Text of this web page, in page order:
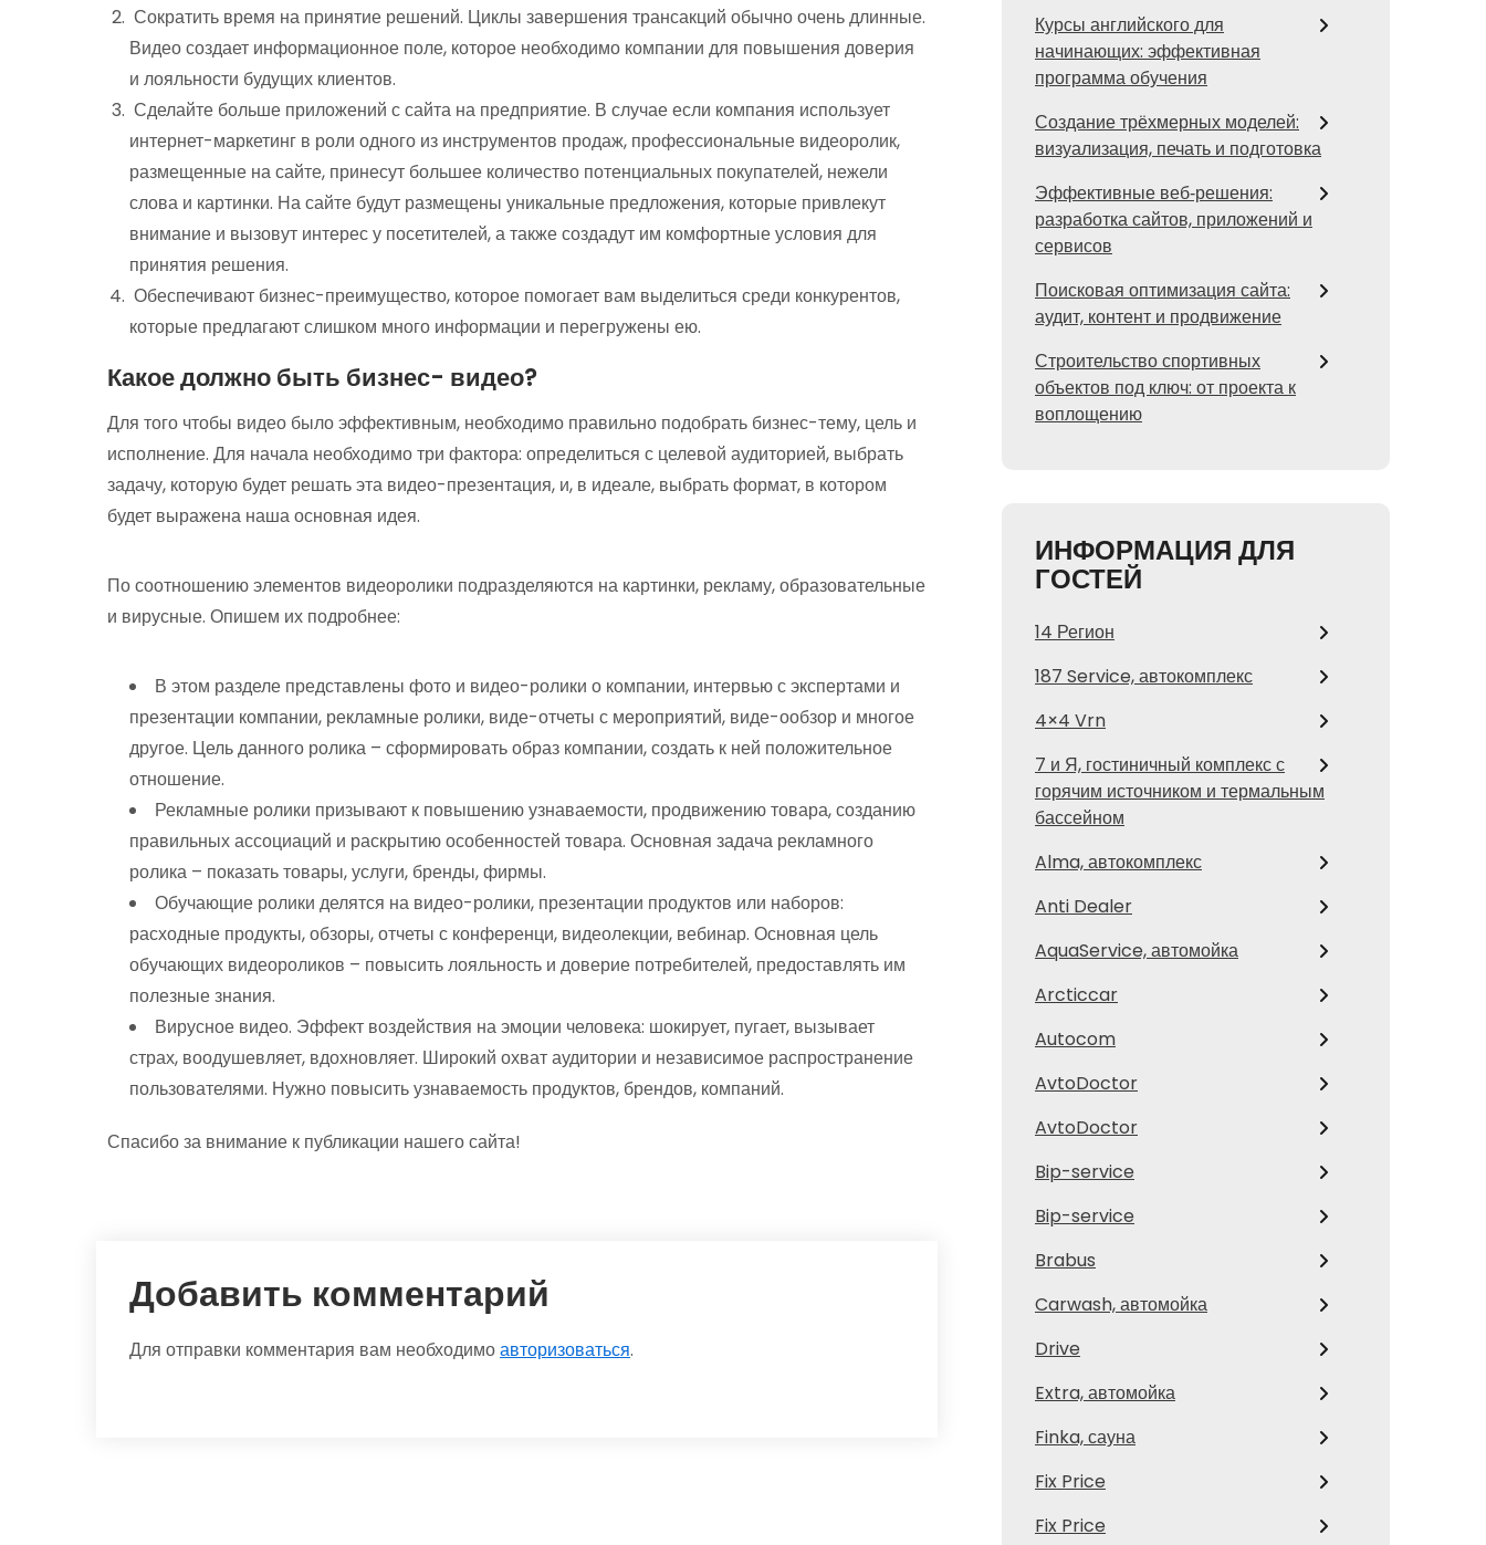
Сократить время на принятие решений. Циклы завершения трансакций обычно очень длинные.
Видео создает информационное поле, которое необходимо компании для повышения доверия
и лояльности будущих клиентов.
Сделайте больше приложений с сайта на предприятие. В случае если компания использует
интернет-маркетинг в роли одного из инструментов продаж, профессиональные видеоролик,
размещенные на сайте, принесут большее количество потенциальных покупателей, нежели
слова и картинки. На сайте будут размещены уникальные предложения, которые привлекут
внимание и вызовут интерес у посетителей, а также создадут им комфортные условия для
принятия решения.
Обеспечивают бизнес-преимущество, которое помогает вам выделиться среди конкурентов,
которые предлагают слишком много информации и перегружены ею.
Какое должно быть бизнес- видео?
Для того чтобы видео было эффективным, необходимо правильно подобрать бизнес-тему, цель и
исполнение. Для начала необходимо три фактора: определиться с целевой аудиторией, выбрать
задачу, которую будет решать эта видео-презентация, и, в идеале, выбрать формат, в котором
будет выражена наша основная идея.
По соотношению элементов видеоролики подразделяются на картинки, рекламу, образовательные
и вирусные. Опишем их подробнее:
В этом разделе представлены фото и видео-ролики о компании, интервью с экспертами и
презентации компании, рекламные ролики, виде-отчеты с мероприятий, виде-ообзор и многое
другое. Цель данного ролика – сформировать образ компании, создать к ней положительное
отношение.
Рекламные ролики призывают к повышению узнаваемости, продвижению товара, созданию
правильных ассоциаций и раскрытию особенностей товара. Основная задача рекламного
ролика – показать товары, услуги, бренды, фирмы.
Обучающие ролики делятся на видео-ролики, презентации продуктов или наборов:
расходные продукты, обзоры, отчеты с конференци, видеолекции, вебинар. Основная цель
обучающих видеороликов – повысить лояльность и доверие потребителей, предоставлять им
полезные знания.
Вирусное видео. Эффект воздействия на эмоции человека: шокирует, пугает, вызывает
страх, воодушевляет, вдохновляет. Широкий охват аудитории и независимое распространение
пользователями. Нужно повысить узнаваемость продуктов, брендов, компаний.
Спасибо за внимание к публикации нашего сайта!
Добавить комментарий
Для отправки комментария вам необходимоавторизоваться.
Курсы английского для
начинающих: эффективная
программа обучения
Создание трёхмерных моделей:
визуализация, печать и подготовка
Эффективные веб‑решения:
разработка сайтов, приложений и
сервисов
Поисковая оптимизация сайта:
аудит, контент и продвижение
Строительство спортивных
объектов под ключ: от проекта к
воплощению
ИНФОРМАЦИЯ ДЛЯ
ГОСТЕЙ
14 Регион
187 Service, автокомплекс
4×4 Vrn
7 и Я, гостиничный комплекс с
горячим источником и термальным
бассейном
Alma, автокомплекс
Anti Dealer
AquaService, автомойка
Arcticcar
Autocom
AvtoDoctor
AvtoDoctor
Bip-service
Bip-service
Brabus
Carwash, автомойка
Drive
Extra, автомойка
Finka, сауна
Fix Price
Fix Price